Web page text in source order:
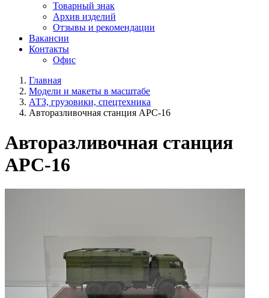
Товарный знак
Архив изделий
Отзывы и рекомендации
Вакансии
Контакты
Офис
Главная
Модели и макеты в масштабе
АТЗ, грузовики, спецтехника
Авторазливочная станция АРС-16
Авторазливочная станция
АРС-16